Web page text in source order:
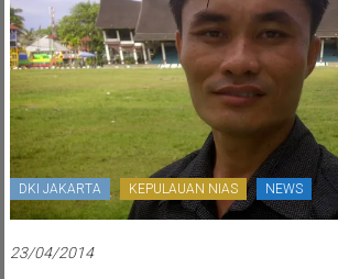
DKI JAKARTA KEPULAUAN NIAS NEWS
23/04/2014